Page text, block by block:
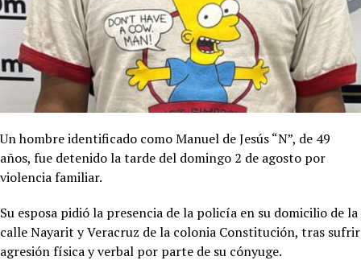
Un hombre identificado como Manuel de Jesús “N”, de 49
años, fue detenido la tarde del domingo 2 de agosto por
violencia familiar.
Su esposa pidió la presencia de la policía en su domicilio de la
calle Nayarit y Veracruz de la colonia Constitución, tras sufrir
agresión física y verbal por parte de su cónyuge.